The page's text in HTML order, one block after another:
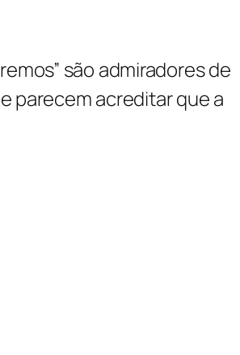
são admiradores de
parecem acreditar que a